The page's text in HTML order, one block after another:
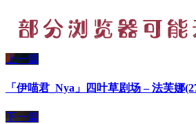
上一篇
「伊喵君_Nya」四叶草剧场 – 法芙娜
下一篇